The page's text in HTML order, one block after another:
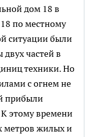
дом 18 в
по местному
ситуации были
частей в
техники. Но
с огнем не
прибыли
этому времени
метров жилых и